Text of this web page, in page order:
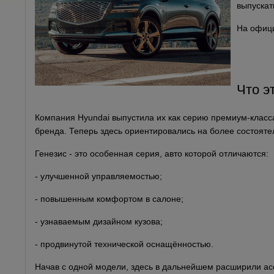
На
Что
Компания Hyundai выпустила их как серию премиум-
бренда. Теперь здесь ориентировались на более
Генезис - это особенная серия, авто которой отличаются:
- улучшенной управляемостью;
- повышенным комфортом в салоне;
- узнаваемым дизайном кузова;
- продвинутой технической оснащённостью.
Начав с одной модели, здесь в дальнейшем расширили